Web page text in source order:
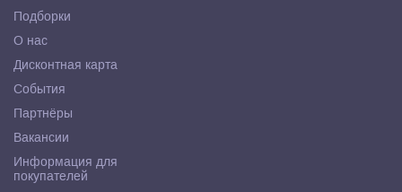
Подборки
О нас
Дисконтная карта
События
Партнёры
Вакансии
Информация для
покупателей